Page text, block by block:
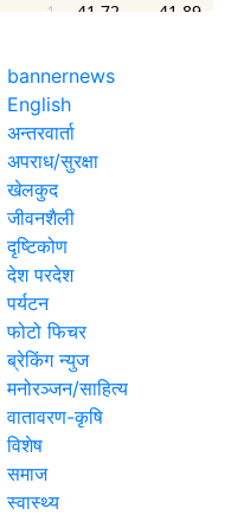
bannernews
English
अन्तरवार्ता
अपराध/सुरक्षा
खेलकुद
जीवनशैली
दृष्टिकोण
देश परदेश
पर्यटन
फोटो फिचर
ब्रेकिंग न्युज
मनोरञ्जन/साहित्य
वातावरण-कृषि
विशेष
समाज
स्वास्थ्य